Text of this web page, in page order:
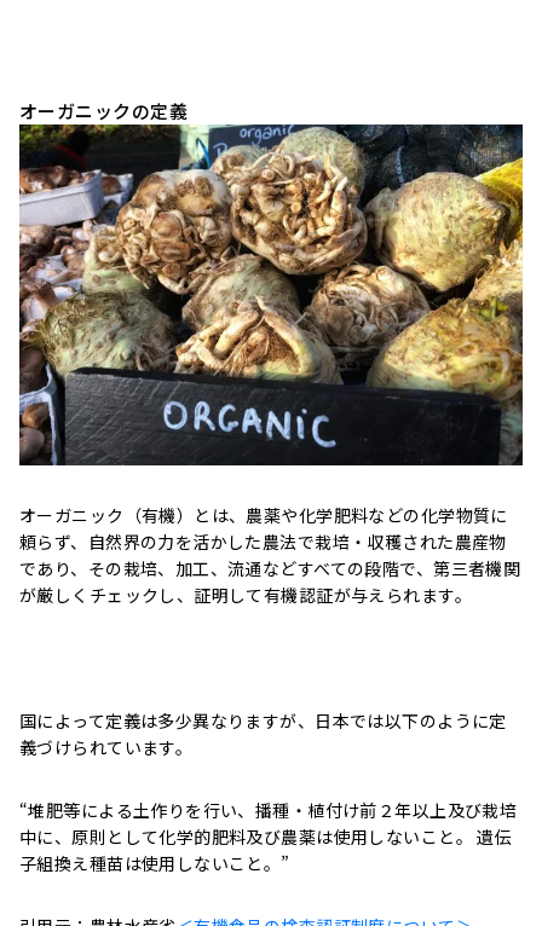
オーガニックの定義
オーガニック（有機）とは、農薬や化学肥料などの化学物質に
頼らず、自然界の力を活かした農法で栽培・収穫された農産物
であり、その栽培、加工、流通などすべての段階で、第三者機関
が厳しくチェックし、証明して有機認証が与えられます。
国によって定義は多少異なりますが、日本では以下のように定
義づけられています。
“堆肥等による土作りを行い、播種・植付け前２年以上及び栽培
中に、原則として化学的肥料及び農薬は使用しないこと。 遺伝
子組換え種苗は使用しないこと。”